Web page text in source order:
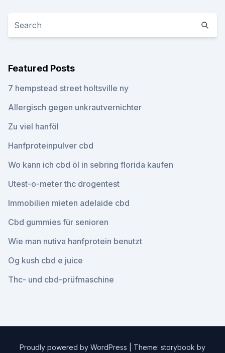
Featured Posts
7 hempstead street holtsville ny
Allergisch gegen unkrautvernichter
Zu viel hanföl
Hanfproteinpulver cbd
Wo kann ich cbd öl in sebring florida kaufen
Utest-o-meter thc drogentest
Immobilien mieten adelaide cbd
Cbd gummies für senioren
Wie man nutiva hanfprotein benutzt
Og kush cbd e juice
Thc- und cbd-prüfmaschine
Proudly powered by WordPress Theme: storybook by